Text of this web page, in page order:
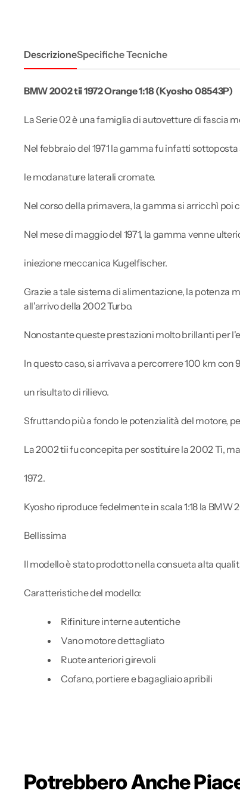
DescrizioneSpecifiche Tecniche
BMW 2002 tii 1972 Orange 1:18 (Kyosho 08543P)
La Serie 02 è una famiglia di autovetture di fascia
Nel febbraio del 1971 la gamma fu infatti
le modanature laterali cromate.
Nel corso della primavera, la gamma si arricchì poi
Nel mese di maggio del 1971, la gamma venne
iniezione meccanica Kugelfischer.
Grazie a tale sistema di alimentazione, la potenza
all'arrivo della 2002 Turbo.
Nonostante queste prestazioni molto brillanti per
In questo caso, si arrivava a percorrere 100 km
un risultato di rilievo.
Sfruttando più a fondo le potenzialità del motore,
La 2002 tii fu concepita per sostituire la 2002 Ti,
1972.
Kyosho riproduce fedelmente in scala 1:18 la
Bellissima
Il modello è stato prodotto nella consueta alta
Caratteristiche del modello:
Rifiniture interne autentiche
Vano motore dettagliato
Ruote anteriori girevoli
Cofano, portiere e bagagliaio apribili
Potrebbero Anche